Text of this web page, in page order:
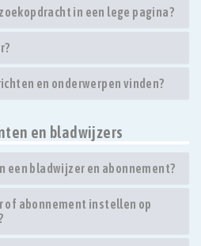
in een lege pagina?
en onderwerpen vinden?
en bladwijzers
een bladwijzer en abonnement?
of abonnement instellen op